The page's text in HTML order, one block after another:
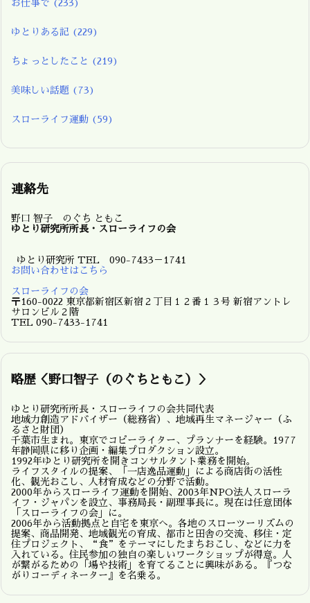
お仕事で (233)
ゆとりある記 (229)
ちょっとしたこと (219)
美味しい話題 (73)
スローライフ運動 (59)
連絡先
野口 智子 のぐち ともこ
ゆとり研究所所長・スローライフの会
ゆとり研究所 TEL 090-7433－1741
お問い合わせはこちら
スローライフの会
〒160-0022 東京都新宿区新宿２丁目１２番１３号 新宿アントレ
サロンビル２階
TEL 090-7433-1741
略歴＜野口智子（のぐちともこ）＞
ゆとり研究所所長・スローライフの会共同代表
地域力創造アドバイザー（総務省）、地域再生マネージャー（ふ
るさと財団）
千葉市生まれ。東京でコピーライター、プランナーを経験。1977
年静岡県に移り企画・編集プロダクション設立。
1992年ゆとり研究所を開きコンサルタント業務を開始。
ライフスタイルの提案、「一店逸品運動」による商店街の活性
化、観光おこし、人材育成などの分野で活動。
2000年からスローライフ運動を開始、2003年NPO法人スローラ
イフ・ジャパンを設立、事務局長・副理事長に。現在は任意団体
「スローライフの会」に。
2006年から活動拠点と自宅を東京へ。各地のスローツーリズムの
提案、商品開発、地域観光の育成、都市と田舎の交流、移住・定
住プロジェクト、“食”をテーマにしたまちおこし、などに力を
入れている。住民参加の独自の楽しいワークショップが得意。人
が繋がるための「場や技術」を育てることに興味がある。『つな
がりコーディネーター』を名乗る。